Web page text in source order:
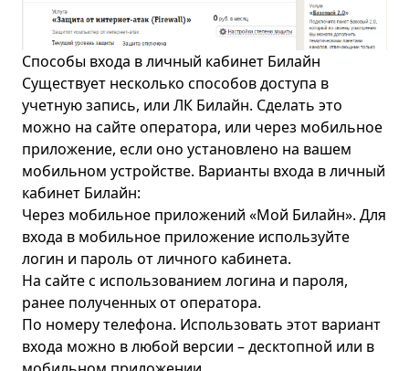
Способы входа в личный кабинет Билайн
Существует несколько способов доступа в
учетную запись, или ЛК Билайн. Сделать это
можно на сайте оператора, или через мобильное
приложение, если оно установлено на вашем
мобильном устройстве. Варианты входа в личный
кабинет Билайн:
Через мобильное приложений «Мой Билайн». Для
входа в мобильное приложение используйте
логин и пароль от личного кабинета.
На сайте с использованием логина и пароля,
ранее полученных от оператора.
По номеру телефона. Использовать этот вариант
входа можно в любой версии – десктопной или в